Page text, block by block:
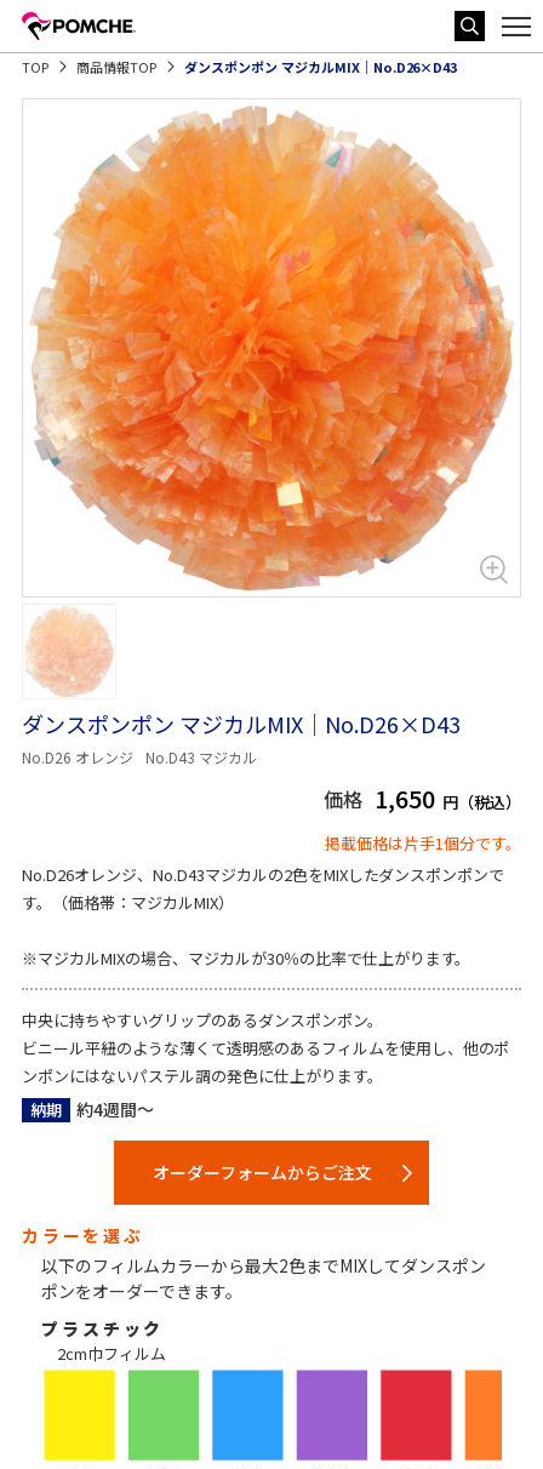
TOP 商品情報TOP ダンスポンポン マジカルMIX｜No.D26×D43
ダンスポンポン マジカルMIX｜No.D26×D43
No.D26 オレンジ No.D43 マジカル
価格 1,650 円（税込）
掲載価格は片手1個分です。
No.D26オレンジ、No.D43マジカルの2色をMIXしたダンスポンポンで
す。（価格帯：マジカルMIX）
※マジカルMIXの場合、マジカルが30％の比率で仕上がります。
中央に持ちやすいグリップのあるダンスポンポン。
ビニール平紐のような薄くて透明感のあるフィルムを使用し、他のポ
ンポンにはないパステル調の発色に仕上がります。
納期
約4週間～
オーダーフォームからご注文
カラーを選ぶ
以下のフィルムカラーから最大2色までMIXしてダンスポン
ポンをオーダーできます。
プラスチック
2cm巾フィルム